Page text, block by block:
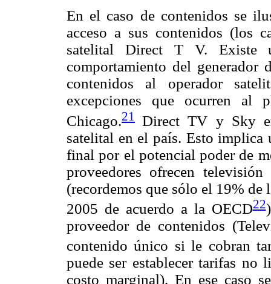
En el caso de contenidos se
acceso a sus contenidos (los
satelital Direct T V. Existe
comportamiento del generador
contenidos al operador
excepciones que ocurren al
Chicago.21
Direct TV y Sky
satelital en el país. Esto
final por el potencial poder de
proveedores ofrecen
(recordemos que sólo el 19% de
2005 de acuerdo a la OECD22
proveedor de contenidos
contenido único si le cobran
puede ser establecer tarifas
costo marginal). En ese caso